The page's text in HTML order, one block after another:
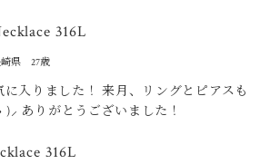
316L
県 27歳
に入りました！ 来月、リングとピアスも
ありがとうございました！
316L